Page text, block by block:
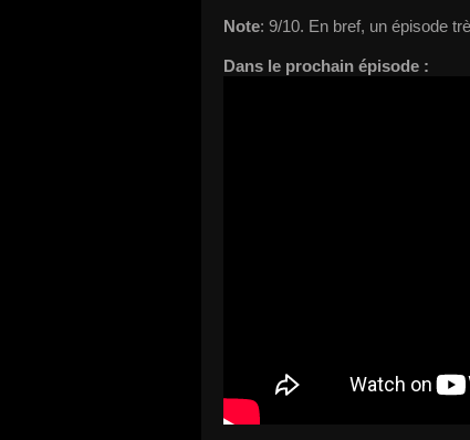
Note: 9/10. En bref, un épisode
Dans le prochain épisode :